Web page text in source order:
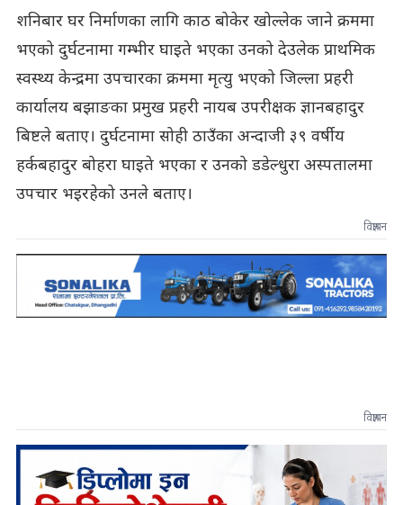
शनिबार घर निर्माणका लागि काठ बोकेर खोल्लेक जाने क्रममा
भएको दुर्घटनामा गम्भीर घाइते भएका उनको देउलेक प्राथमिक
स्वस्थ्य केन्द्रमा उपचारका क्रममा मृत्यु भएको जिल्ला प्रहरी
कार्यालय बझाङका प्रमुख प्रहरी नायब उपरीक्षक ज्ञानबहादुर
बिष्टले बताए। दुर्घटनामा सोही ठाउँका अन्दाजी ३९ वर्षीय
हर्कबहादुर बोहरा घाइते भएका र उनको डडेल्धुरा अस्पतालमा
उपचार भइरहेको उनले बताए।
विज्ञापन
विज्ञापन